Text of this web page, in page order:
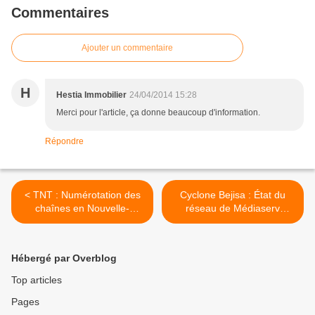
Commentaires
Ajouter un commentaire
H Hestia Immobilier 24/04/2014 15:28
Merci pour l'article, ça donne beaucoup d'information.
Répondre
< TNT : Numérotation des
chaînes en Nouvelle-
Calédonie
Cyclone Bejisa : État du
réseau de Médiaserv
Réunion >
Hébergé par Overblog
Top articles
Pages